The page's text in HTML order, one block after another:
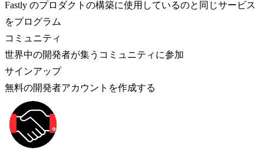
Fastly のプロダクトの構築に使用しているのと同じサービス
をプログラム
コミュニティ
世界中の開発者が集うコミュニティに参加
サインアップ
無料の開発者アカウントを作成する